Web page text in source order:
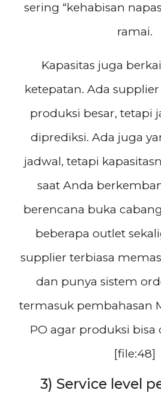
sering “kehabisan
ramai.
Kapasitas juga
ketepatan. Ada
produksi besar, tetapi
diprediksi. Ada juga
jadwal, tetapi
saat Anda
berencana buka
beberapa outlet
supplier terbiasa
dan punya sistem
termasuk pembahasan
PO agar produksi bisa
[file:48]
3) Service level